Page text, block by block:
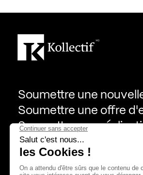
Soumettre une
Soumettre une offre
Soumettre une